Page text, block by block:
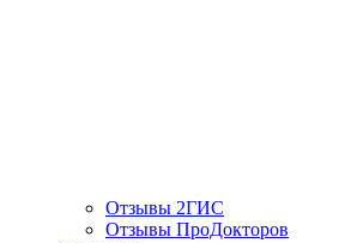
Отзывы 2ГИС
Отзывы ПроДокторов